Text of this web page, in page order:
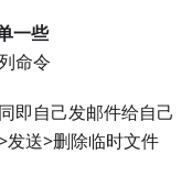
一些
命令
即自己发邮件给自己
发送>删除临时文件